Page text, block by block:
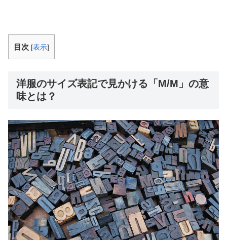
目次 [表示]
洋服のサイズ表記で見かける「M/M」の意
味とは？